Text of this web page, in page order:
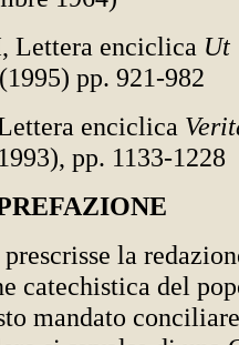
Lettera enciclica Ut
pp. 921-982
enciclica
pp. 1133-1228
la
catechistica del
mandato